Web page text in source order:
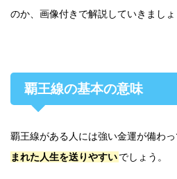
のか、画像付きで解説していきましょ
覇王線の基本の意味
覇王線がある人には強い金運が備わっ
まれた人生を送りやすいでしょう。